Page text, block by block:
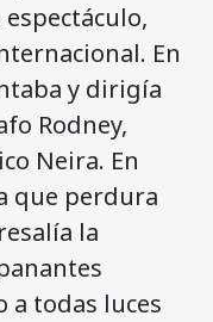
En
y dirigía
Rodney,
Neira. En
que perdura
la
a todas luces